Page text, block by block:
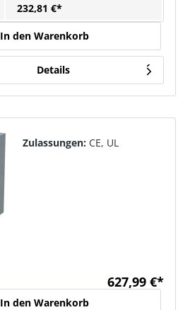
232,81 €*
In den Warenkorb
Details
Zulassungen: CE, UL
627,99 €*
In den Warenkorb